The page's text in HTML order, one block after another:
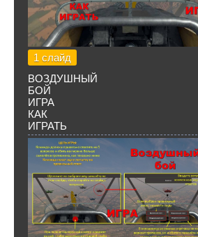
1 слайд
ВОЗДУШНЫЙ
БОЙ
ИГРА
КАК
ИГРАТЬ